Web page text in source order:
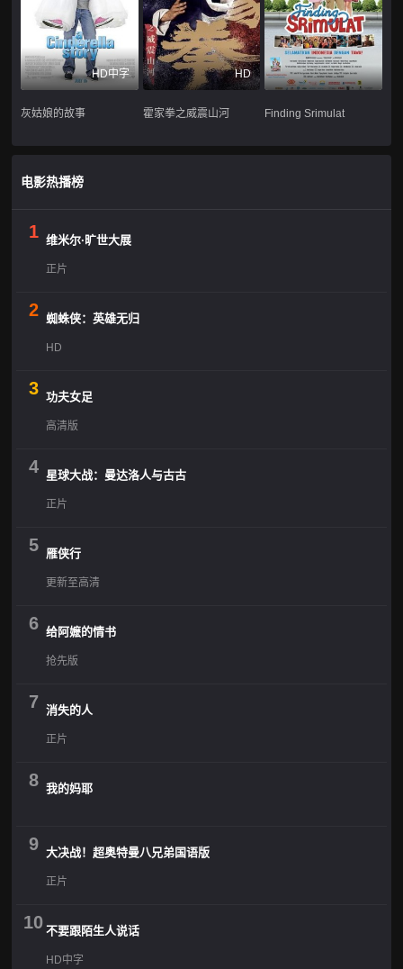
HD中字
灰姑娘的故事
HD
霍家拳之威震山河 Finding Srimulat
电影热播榜
1 维米尔·旷世大展
正片
2 蜘蛛侠：英雄无归
HD
3 功夫女足
高清版
4 星球大战：曼达洛人与古古
正片
5 雁侠行
更新至高清
6 给阿嬷的情书
抢先版
7 消失的人
正片
8 我的妈耶
9 大决战！超奥特曼八兄弟国语版
正片
10 不要跟陌生人说话
HD中字